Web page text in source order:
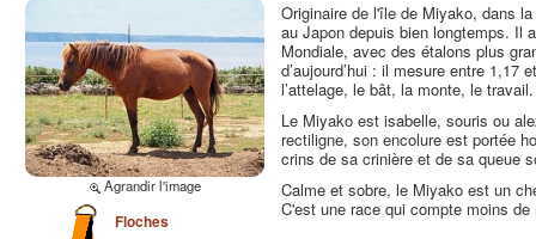
Agrandir l'image
Floches
Originaire de l'île de Miyako, dans
au Japon depuis bien longtemps. Il
Mondiale, avec des étalons plus
d’aujourd’hui : il mesure entre
l’attelage, le bât, la monte, le travail.
Le Miyako est isabelle, souris ou
rectiligne, son encolure est portée
crins de sa crinière et de sa queue
Calme et sobre, le Miyako est un
C'est une race qui compte moins